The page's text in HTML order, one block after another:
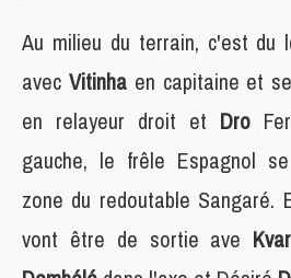
Au milieu du terrain, c'est du
avec Vitinha en capitaine et
en relayeur droit et Dro
gauche, le frêle Espagnol
zone du redoutable Sangaré.
vont être de sortie ave